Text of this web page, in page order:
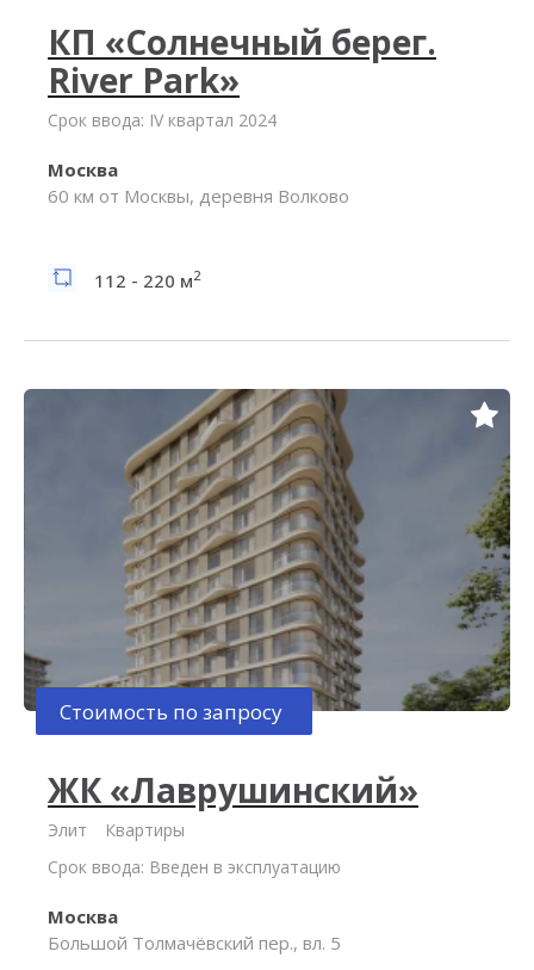
КП «Солнечный берег.
River Park»
Срок ввода: IV квартал 2024
Москва
60 км от Москвы, деревня Волково
112 - 220 м2
Стоимость по запросу
ЖК «Лаврушинский»
Элит
Квартиры
Срок ввода: Введен в эксплуатацию
Москва
Большой Толмачёвский пер., вл. 5